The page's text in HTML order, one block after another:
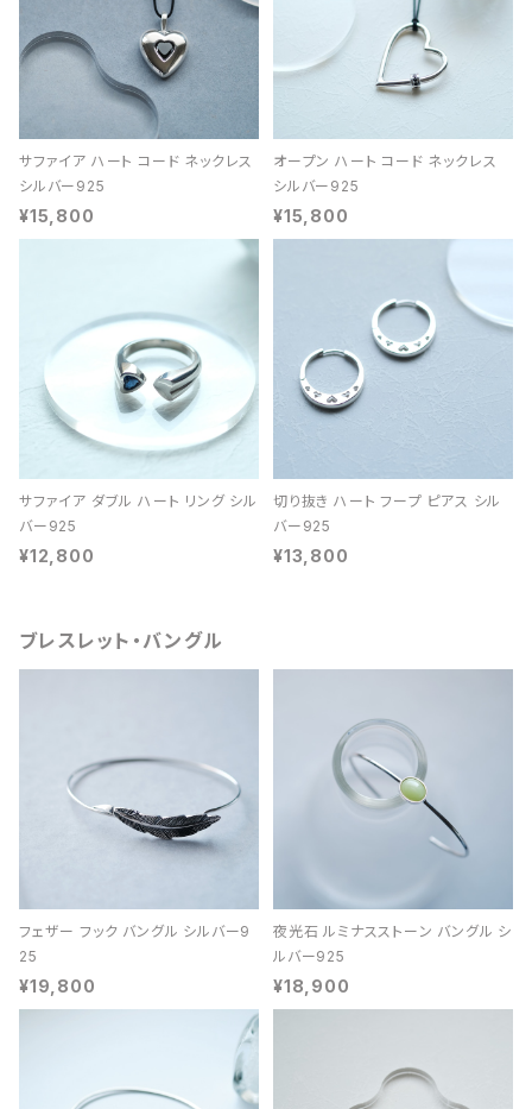
サファイア ハート コード ネックレス
シルバー925
¥15,800
オープン ハート コード ネックレス
シルバー925
¥15,800
サファイア ダブル ハート リング シル
バー925
¥12,800
切り抜き ハート フープ ピアス シル
バー925
¥13,800
ブレスレット・バングル
フェザー フック バングル シルバー9
25
¥19,800
夜光石 ルミナスストーン バングル シ
ルバー925
¥18,900